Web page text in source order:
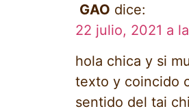
GAO dice:
22 julio, 2021 a
hola chica y si
texto y coincido
sentido del tai